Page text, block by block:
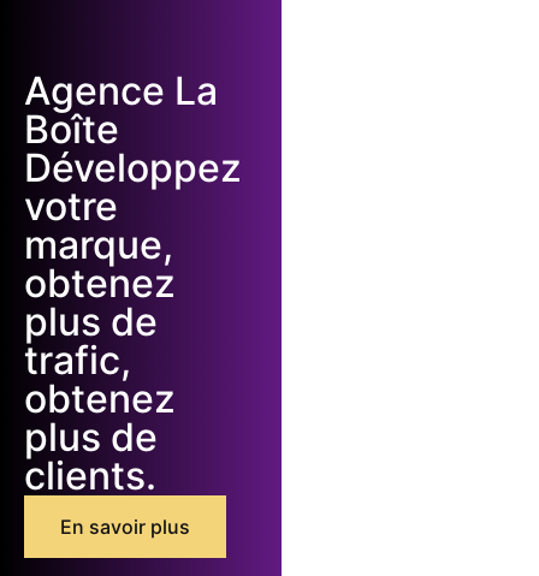
Agence La
Boîte
Développez
votre
marque,
obtenez
plus de
trafic,
obtenez
plus de
clients.
En savoir plus